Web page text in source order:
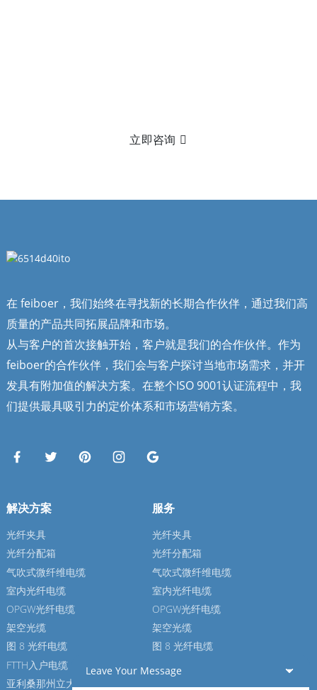
立即咨询
在 feiboer，我们始终在寻找新的长期合作伙伴，通过我们高
质量的产品共同拓展品牌和市场。
从与客户的首次接触开始，客户就是我们的合作伙伴。作为
feiboer的合作伙伴，我们会与客户探讨当地市场需求，并开
发具有附加值的解决方案。在整个ISO 9001认证流程中，我
们提供最具吸引力的定价体系和市场营销方案。
解决方案
光纤夹具
光纤分配箱
气吹式微纤维电缆
室内光纤电缆
OPGW光纤电缆
架空光缆
图 8 光纤电缆
FTTH入户电缆
亚利桑那州立大学光纤电缆
服务
光纤夹具
光纤分配箱
气吹式微纤维电缆
室内光纤电缆
OPGW光纤电缆
架空光缆
图 8 光纤电缆
Leave Your Message